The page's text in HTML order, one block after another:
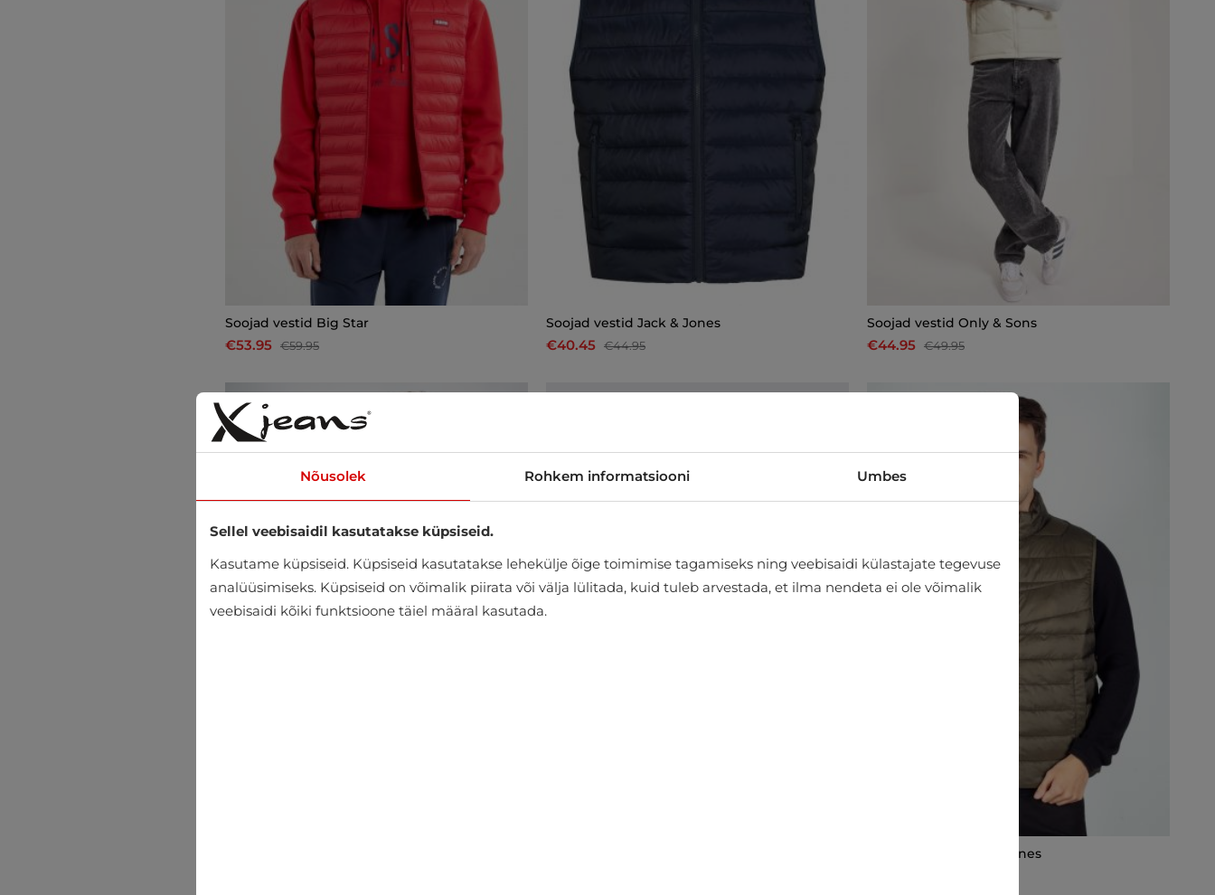
Soojad vestid Big Star
€53.95 €59.95
Soojad vestid Jack & Jones
€40.45 €44.95
Soojad vestid Only & Sons
€44.95 €49.95
-33%
Soojad vestid Jack & Jones
Nõusolek Rohkem informatsiooni Umbes
Sellel veebisaidil kasutatakse küpsiseid.
Kasutame küpsiseid. Küpsiseid kasutatakse lehekülje õige toimimise tagamiseks ning veebisaidi külastajate tegevuse
analüüsimiseks. Küpsiseid on võimalik piirata või välja lülitada, kuid tuleb arvestada, et ilma nendeta ei ole võimalik
veebisaidi kõiki funktsioone täiel määral kasutada.